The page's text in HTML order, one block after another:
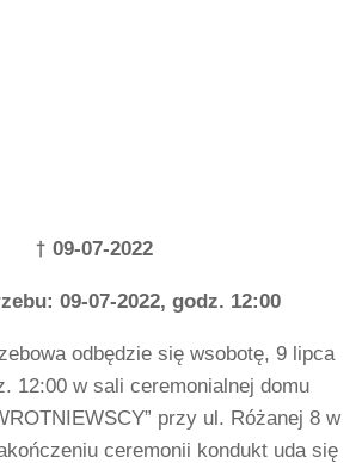
† 09-07-2022
09-07-2022, godz. 12:00
odbędzie się wsobotę, 9 lipca
12:00 w sali ceremonialnej domu
przy ul. Różanej 8 w
ceremonii kondukt uda się